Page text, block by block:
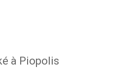
à Piopolis